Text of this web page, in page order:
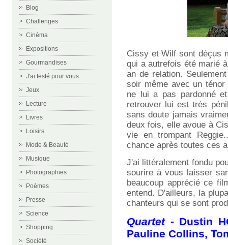
Blog
Challenges
Cinéma
Expositions
Gourmandises
J'ai testé pour vous
Jeux
Lecture
Livres
Loisirs
Mode & Beauté
Musique
Photographies
Poèmes
Presse
Science
Shopping
Société
Cissy et Wilf sont déçus
qui a autrefois été marié
an de relation.
soir même avec un
ne lui a pas pardonné
retrouver lui est très
sans doute jamais
deux fois, elle avoue à
vie en trompant
chance après toutes ces
J'ai littéralement fondu
sourire à vous laisser
beaucoup apprécié ce
entend. D'ailleurs, la
chanteurs qui se sont
Quartet- Dustin
Pauline Collins,